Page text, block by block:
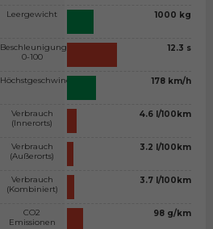
Leergewicht
Beschleunigung
0-100
Höchstgeschwindigkeit
Verbrauch
(Innerorts)
Verbrauch
(Außerorts)
Verbrauch
(Kombiniert)
CO2
Emissionen
1000 kg
12.3 s
178 km/h
4.6 l/100km
3.2 l/100km
3.7 l/100km
98 g/km